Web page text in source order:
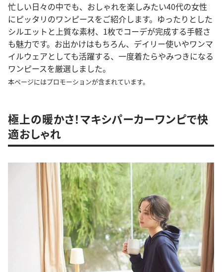
忙しい日々の中でも、おしゃれを楽しみたい40代の女性
にピッタリのワンピースをご紹介します。ゆったりとした
シルエットと上質な素材、1枚でコーデが完成する手軽さ
も魅力です。お出かけはもちろん、デイリー使いやワンマ
イルウェアとしても活躍する、一度着たらやみつきになる
ワンピースを厳選しました。
本ページにはプロモーションが含まれています。
極上の暖かさ！マキシパーカーワンピで快
適おしゃれ